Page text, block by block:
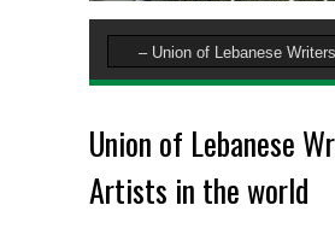
Union of Lebanese
Artists in the world